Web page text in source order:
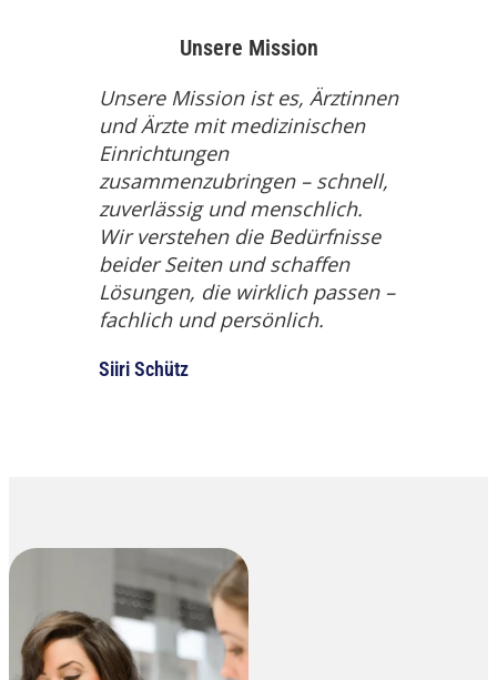
Unsere Mission
Unsere Mission ist es, Ärztinnen
und Ärzte mit medizinischen
Einrichtungen
zusammenzubringen – schnell,
zuverlässig und menschlich.
Wir verstehen die Bedürfnisse
beider Seiten und schaffen
Lösungen, die wirklich passen –
fachlich und persönlich.
Siiri Schütz